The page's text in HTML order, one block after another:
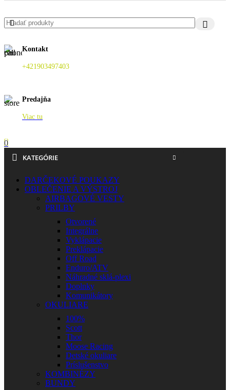
Kontakt
+421903497403
Predajňa
Viac tu
0
KATEGÓRIE
DARČEKOVÉ POUKAZY
OBLEČENIE A VÝSTROJ
AIRBAGOVÉ VESTY
PRILBY
Otvorené
Integrálne
Vyklápacie
Preklápacie
Off Road
Enduro/ATV
Náhradné sklá-plexi
Doplnky
Komunikátory
OKULIARE
100%
Scott
Thor
Moose Racing
Detské okuliare
Príslušenstvo
KOMBINÉZY
BUNDY